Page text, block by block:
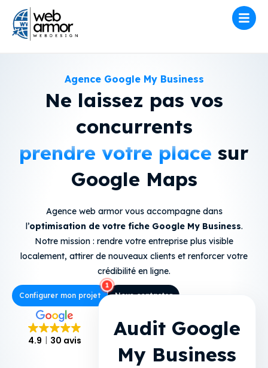
Agence Google My Business
Ne laissez pas vos
concurrents
prendre votre place sur
Google Maps
Agence web armor vous accompagne dans
l’optimisation de votre fiche Google My Business.
Notre mission : rendre votre entreprise plus visible
localement, attirer de nouveaux clients et renforcer votre
crédibilité en ligne.
Nous contacter
Configurer mon projet
4.9 30 avis
Audit Google
My Business